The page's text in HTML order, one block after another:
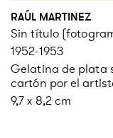
RAÚL MARTINEZ
Sin título
1952-1953
Gelatina de plata
cartón por el
9,7 x 8,2 cm